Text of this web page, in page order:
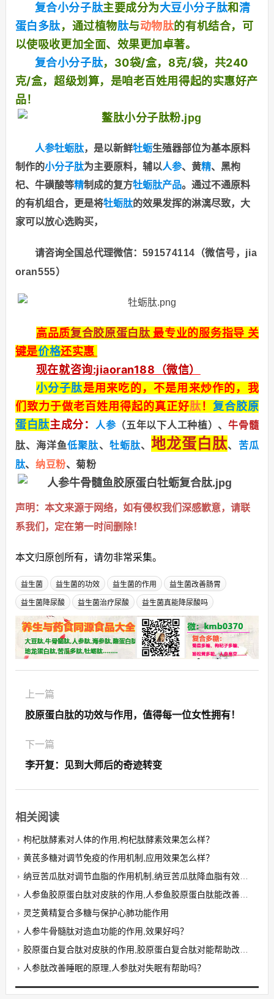
复合小分子肽主要成分为大豆小分子肽和清
蛋白多肽，通过植物肽与动物肽的有机结合，可
以使吸收更加全面、效果更加卓著。
复合小分子肽，30袋/盒，8克/袋，共240
克/盒，超级划算，是咱老百姓用得起的实惠好产
品！
人参牡蛎肽，是以新鲜牡蛎生殖器部位为基本原料
制作的小分子肽为主要原料，辅以人参、黄精、黑枸
杞、牛磺酸等精制成的复方牡蛎肽产品。通过不通原料
的有机组合，更是将牡蛎肽的效果发挥的淋漓尽致，大
家可以放心选购买，
请咨询全国总代理微信： 591574114（微信号，jia
oran555）
高品质复合胶原蛋白肽 最专业的服务指导 关
键是价格还实惠
现在就咨询:jiaoran188（微信）
小分子肽是用来吃的，不是用来炒作的，我
们致力于做老百姓用得起的真正好肽！ 复合胶原
蛋白肽主成分： 人参（五年以下人工种植）、牛骨髓
肽、海洋鱼低聚肽、 牡蛎肽、 地龙蛋白肽、 苦瓜
肽、 纳豆粉、菊粉
声明：本文来源于网络，如有侵权我们深感歉意，请联
系我们，定在第一时间删除！
本文归原创所有，请勿非常采集。
益生菌 益生菌的功效 益生菌的作用 益生菌改善肠胃
益生菌降尿酸 益生菌治疗尿酸 益生菌真能降尿酸吗
上一篇
胶原蛋白肽的功效与作用，值得每一位女性拥有！
下一篇
李开复：见到大师后的奇迹转变
相关阅读
枸杞肽酵素对人体的作用,枸杞肽酵素效果怎么样？
黄芪多糖对调节免疫的作用机制,应用效果怎么样？
纳豆苦瓜肽对调节血脂的作用机制,纳豆苦瓜肽降血脂有效果吗？
人参鱼胶原蛋白肽对皮肤的作用,人参鱼胶原蛋白肽能改善皮肤抗衰老吗？
灵芝黄精复合多糖与保护心肺功能作用
人参牛骨髓肽对造血功能的作用,效果好吗？
胶原蛋白复合肽对皮肤的作用,胶原蛋白复合肽对能帮助改善哪些皮肤问题？
人参肽改善睡眠的原理,人参肽对失眠有帮助吗？